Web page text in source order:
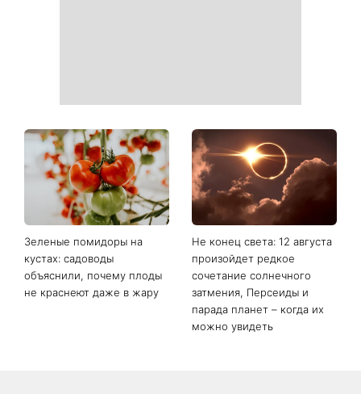
Зеленые помидоры на
кустах: садоводы
объяснили, почему плоды
не краснеют даже в жару
Не конец света: 12 августа
произойдет редкое
сочетание солнечного
затмения, Персеиды и
парада планет – когда их
можно увидеть